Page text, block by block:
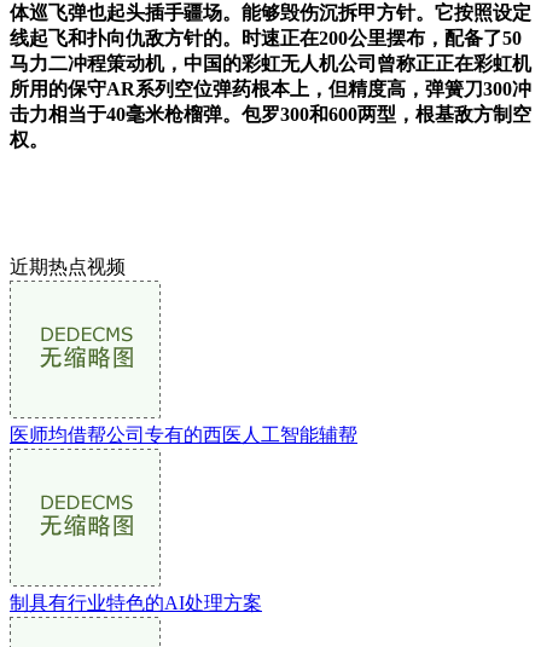
体巡飞弹也起头插手疆场。能够毁伤沉拆甲方针。它按照设定
线起飞和扑向仇敌方针的。时速正在200公里摆布，配备了50
马力二冲程策动机，中国的彩虹无人机公司曾称正正在彩虹机
所用的保守AR系列空位弹药根本上，但精度高，弹簧刀300冲
击力相当于40毫米枪榴弹。包罗300和600两型，根基敌方制空
权。
近期热点视频
医师均借帮公司专有的西医人工智能辅帮
制具有行业特色的AI处理方案